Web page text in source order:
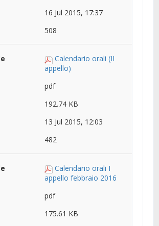
16 Jul 2015, 17:37
508
Calendario orali (II
appello)
pdf
192.74 KB
13 Jul 2015, 12:03
482
Calendario orali I
appello febbraio 2016
pdf
175.61 KB